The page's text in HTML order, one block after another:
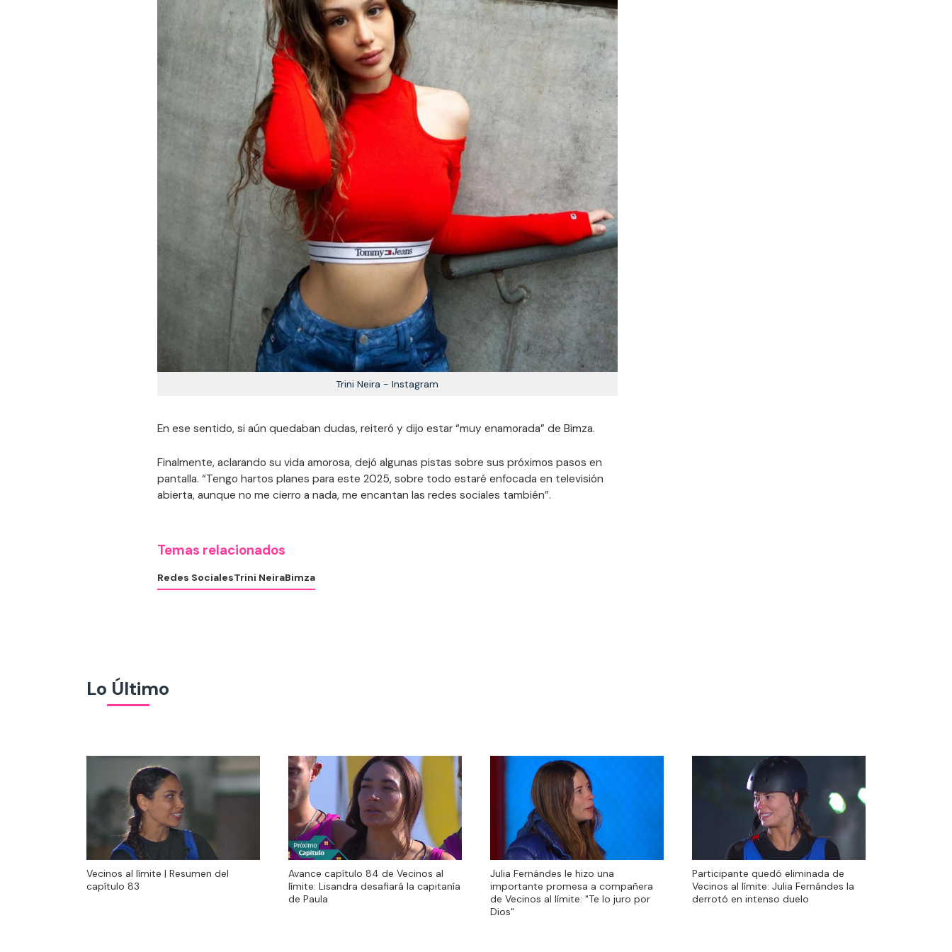
Trini Neira - Instagram
En ese sentido, si aún quedaban dudas, reiteró y dijo estar “muy enamorada” de Bimza.
Finalmente, aclarando su vida amorosa, dejó algunas pistas sobre sus próximos pasos en
pantalla. “Tengo hartos planes para este 2025, sobre todo estaré enfocada en televisión
abierta, aunque no me cierro a nada, me encantan las redes sociales también”.
Temas relacionados
Redes SocialesTrini NeiraBimza
Lo Último
capítulo 83
Vecinos al límite | Resumen del
capítulo 83
límite: Lisandra desafiará la capitanía
de Paula
Avance capítulo 84 de Vecinos al
límite: Lisandra desafiará la capitanía
de Paula
importante promesa a compañera
de Vecinos al límite: "Te lo juro por
Dios"
Julia Fernándes le hizo una
importante promesa a compañera
de Vecinos al límite: "Te lo juro por
Dios"
Vecinos al límite: Julia Fernándes la
derrotó en intenso duelo
Participante quedó eliminada de
Vecinos al límite: Julia Fernándes la
derrotó en intenso duelo